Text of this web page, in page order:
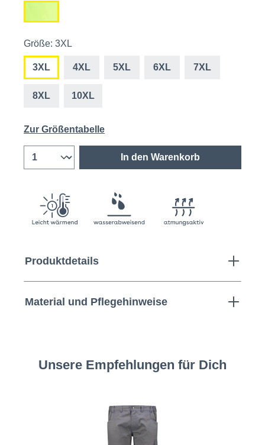
Größe: 3XL
3XL 4XL 5XL 6XL 7XL
8XL 10XL
Zur Größentabelle
In den Warenkorb
Produktdetails
Material und Pflegehinweise
Unsere Empfehlungen für Dich